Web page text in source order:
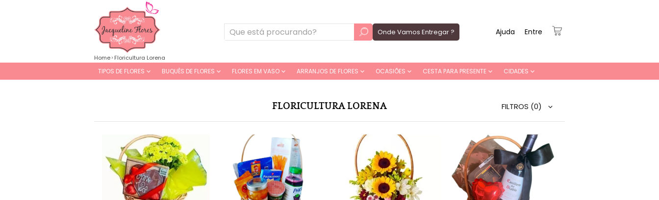
Onde Vamos Entregar ? Entre
Ajuda
TIPOS DE FLORES BUQUÊS DE FLORES FLORES EM VASO ARRANJOS DE FLORES OCASIÕES CESTA PARA PRESENTE CIDADES
Home Floricultura Lorena
FLORICULTURA LORENA FILTROS (0)